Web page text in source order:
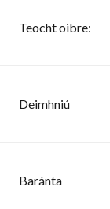
Teocht oibre:
Deimhniú
Baránta